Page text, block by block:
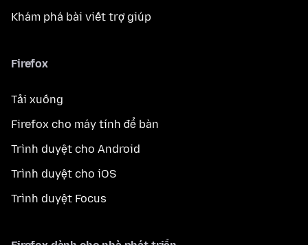
Khám phá bài viết trợ giúp
Firefox
Tải xuống
Firefox cho máy tính để bàn
Trình duyệt cho Android
Trình duyệt cho iOS
Trình duyệt Focus